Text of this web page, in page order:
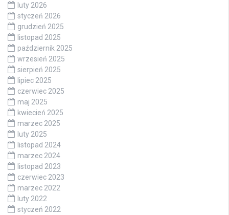
luty 2026
styczeń 2026
grudzień 2025
listopad 2025
październik 2025
wrzesień 2025
sierpień 2025
lipiec 2025
czerwiec 2025
maj 2025
kwiecień 2025
marzec 2025
luty 2025
listopad 2024
marzec 2024
listopad 2023
czerwiec 2023
marzec 2022
luty 2022
styczeń 2022